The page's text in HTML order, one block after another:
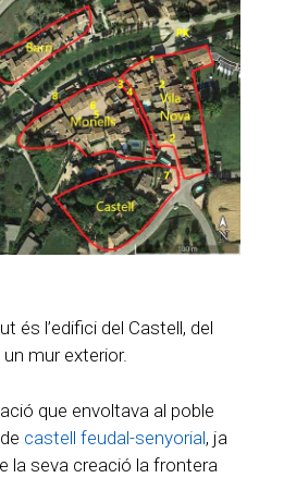
és l’edifici del Castell, del
mur exterior.
que envoltava al poble
castell feudal-senyorial, ja
la seva creació la frontera